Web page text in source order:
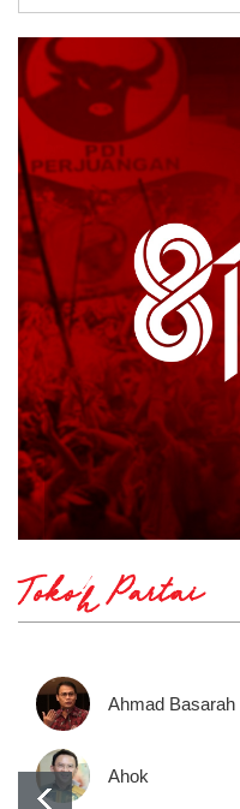
Tokoh Partai
Ahmad Basarah
Ahok